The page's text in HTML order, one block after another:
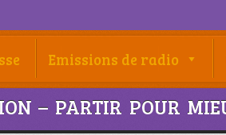
Emissions de radio
– PARTIR POUR